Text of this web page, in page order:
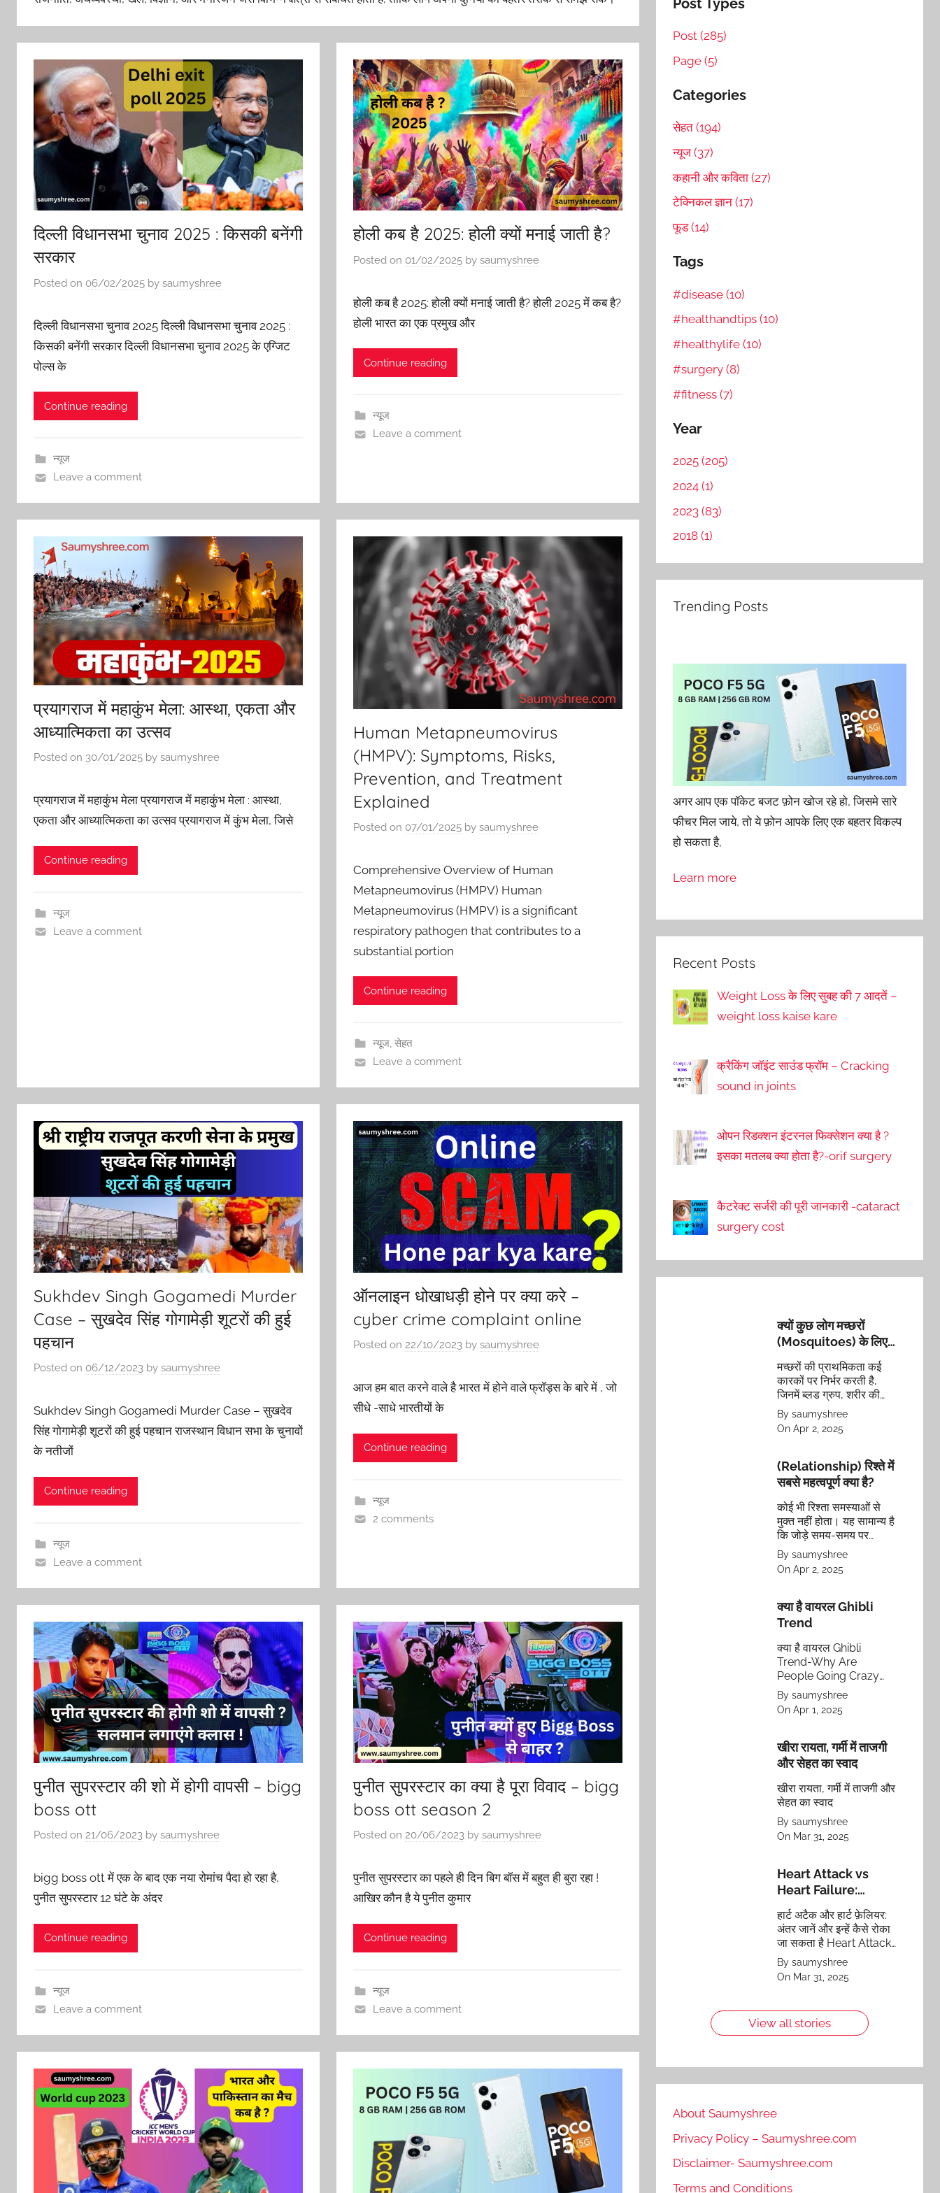
दिल्ली विधानसभा चुनाव 2025 : किसकी बनेंगी
सरकार
Posted on 06/02/2025 by saumyshree
दिल्ली विधानसभा चुनाव 2025 दिल्ली विधानसभा चुनाव 2025 :
किसकी बनेंगी सरकार दिल्ली विधानसभा चुनाव 2025 के एग्जिट
पोल्स के
Continue reading
न्यूज
Leave a comment
होली कब है 2025: होली क्यों मनाई जाती है?
Posted on 01/02/2025 bysaumyshree
होली कब है 2025: होली क्यों मनाई जाती है? होली 2025 में कब है?
होली भारत का एक प्रमुख और
Continue reading
न्यूज
Leave a comment
प्रयागराज में महाकुंभ मेला: आस्था, एकता और
आध्यात्मिकता का उत्सव
Posted on 30/01/2025 by saumyshree
प्रयागराज में महाकुंभ मेला प्रयागराज में महाकुंभ मेला : आस्था,
एकता और आध्यात्मिकता का उत्सव प्रयागराज में कुंभ मेला, जिसे
Continue reading
न्यूज
Leave a comment
Human Metapneumovirus
(HMPV): Symptoms, Risks,
Prevention, and Treatment
Explained
Posted on 07/01/2025 bysaumyshree
Comprehensive Overview of Human
Metapneumovirus (HMPV) Human
Metapneumovirus (HMPV) is a significant
respiratory pathogen that contributes to a
substantial portion
Continue reading
न्यूज, सेहत
Leave a comment
Sukhdev Singh Gogamedi Murder
Case – सुखदेव सिंह गोगामेड़ी शूटरों की हुई
पहचान
Posted on 06/12/2023 by saumyshree
Sukhdev Singh Gogamedi Murder Case – सुखदेव
सिंह गोगामेड़ी शूटरों की हुई पहचान राजस्थान विधान सभा के चुनावों
के नतीजों
Continue reading
न्यूज
Leave a comment
ऑनलाइन धोखाधड़ी होने पर क्या करे –
cyber crime complaint online
Posted on22/10/2023 bysaumyshree
आज हम बात करने वाले है भारत में होने वाले फ्रॉड्स के बारे में , जो
सीधे -साधे भारतीयों के
Continue reading
न्यूज
2 comments
पुनीत सुपरस्‍टार की शो में होगी वापसी – bigg
boss ott
Posted on 21/06/2023 by saumyshree
bigg boss ott में एक के बाद एक नया रोमांच पैदा हो रहा है,
पुनीत सुपरस्टार 12 घंटे के अंदर
Continue reading
न्यूज
Leave a comment
पुनीत सुपरस्टार का क्या है पूरा विवाद – bigg
boss ott season 2
Posted on20/06/2023 bysaumyshree
पुनीत सुपरस्टार का पहले ही दिन बिग बॉस में बहुत ही बुरा रहा !
आखिर कौन है ये पुनीत कुमार
Continue reading
न्यूज
Leave a comment
Post (285)
Page (5)
Categories
सेहत (194)
न्यूज (37)
कहानी और कविता (27)
टेक्निकल ज्ञान (17)
फूड (14)
Tags
#disease (10)
#healthandtips (10)
#healthylife (10)
#surgery (8)
#fitness (7)
Year
2025 (205)
2024 (1)
2023 (83)
2018 (1)
Trending Posts
अगर आप एक पॉकेट बजट फ़ोन खोज रहे हो, जिसमे सारे
फीचर मिल जाये, तो ये फ़ोन आपके लिए एक बहतर विकल्प
हो सकता है,
Learn more
Recent Posts
Weight Loss के लिए सुबह की 7 आदतें –
weight loss kaise kare
क्रैकिंग जॉइंट साउंड फ्रॉम – Cracking
sound in joints
ओपन रिडक्शन इंटरनल फिक्सेशन क्या है ?
इसका मतलब क्या होता है?-orif surgery
कैटरेक्ट सर्जरी की पूरी जानकारी -cataract
surgery cost
क्यों कुछ लोग मच्छरों
(Mosquitoes) के लिए
अधिक आकर्षक होते हैं?
जानिये ऐसा क्यों होता है?
मच्छरों की प्राथमिकता कई
कारकों पर निर्भर करती है,
जिनमें ब्लड ग्रुप, शरीर की
गंध, कपड़ों का रंग, शरीर का
तापमान और अनुवांशिक
विशेषताएं शामिल हैं।
By saumyshree
On Apr 2, 2025
(Relationship) रिश्ते में
सबसे महत्वपूर्ण क्या है?
कोई भी रिश्ता समस्याओं से
मुक्त नहीं होता। यह सामान्य है
कि जोड़े समय-समय पर
समस्याओं का सामना करते हैं।
सबसे अहम यह है कि वे इन
चुनौतियों का सामना कैसे करते
पाते हैं।
By saumyshree
On Apr 2, 2025
क्या है वायरल Ghibli
Trend
क्या है वायरल Ghibli
Trend-Why Are
People Going Crazy
About It?
By saumyshree
On Apr 1, 2025
खीरा रायता, गर्मी में ताजगी
और सेहत का स्वाद
खीरा रायता, गर्मी में ताजगी और
सेहत का स्वाद
By saumyshree
On Mar 31, 2025
Heart Attack vs
Heart Failure:
Differences and
Prevention
हार्ट अटैक और हार्ट फ़ेलियर:
अंतर जानें और इन्हें कैसे रोका
जा सकता है Heart Attack
vs Heart Failure:
Differences and
Prevention
By saumyshree
On Mar 31, 2025
View all stories
About Saumyshree
Privacy Policy – Saumyshree.com
Disclaimer- Saumyshree.com
Terms and Conditions